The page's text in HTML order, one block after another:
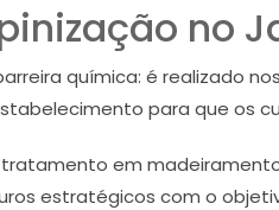
no
química: é realizado
para que os
em
estratégicos com o